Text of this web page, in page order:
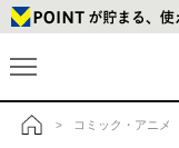
> コミック・アニメ